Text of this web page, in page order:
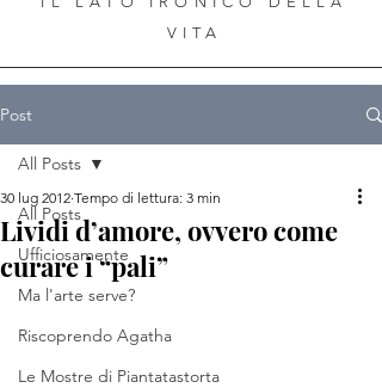
VITA
Post
All Posts
Ufficiosamente
Ma l'arte serve?
Riscoprendo Agatha
Le Mostre di Piantatastorta
All Posts
Lividi d’amore, ovvero come
curare i “pali”
30 lug 2012 Tempo di lettura: 3 min